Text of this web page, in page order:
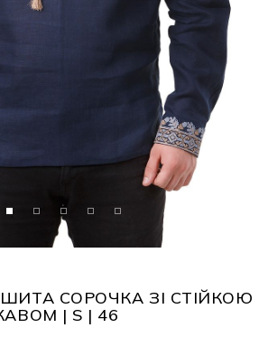
СОРОЧКА ЗІ СТІЙКОЮ
| S | 46